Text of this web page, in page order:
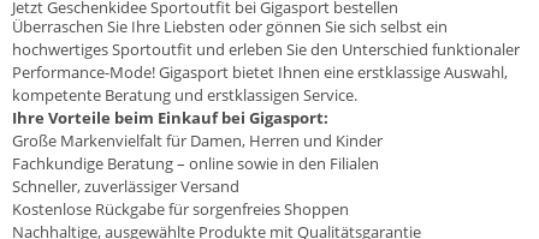
Jetzt Geschenkidee Sportoutfit bei Gigasport bestellen
Überraschen Sie Ihre Liebsten oder gönnen Sie sich selbst ein
hochwertiges Sportoutfit und erleben Sie den Unterschied funktionaler
Performance-Mode! Gigasport bietet Ihnen eine erstklassige Auswahl,
kompetente Beratung und erstklassigen Service.
Ihre Vorteile beim Einkauf bei Gigasport:
Große Markenvielfalt für Damen, Herren und Kinder
Fachkundige Beratung – online sowie in den Filialen
Schneller, zuverlässiger Versand
Kostenlose Rückgabe für sorgenfreies Shoppen
Nachhaltige, ausgewählte Produkte mit Qualitätsgarantie